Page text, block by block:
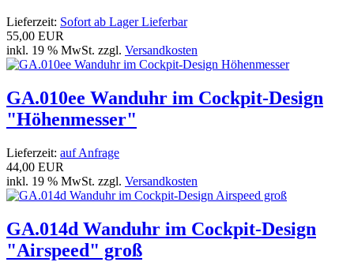
Lieferzeit: Sofort ab Lager Lieferbar
55,00 EUR
inkl. 19 % MwSt. zzgl. Versandkosten
GA.010ee Wanduhr im Cockpit-Design
"Höhenmesser"
Lieferzeit: auf Anfrage
44,00 EUR
inkl. 19 % MwSt. zzgl. Versandkosten
GA.014d Wanduhr im Cockpit-Design
"Airspeed" groß